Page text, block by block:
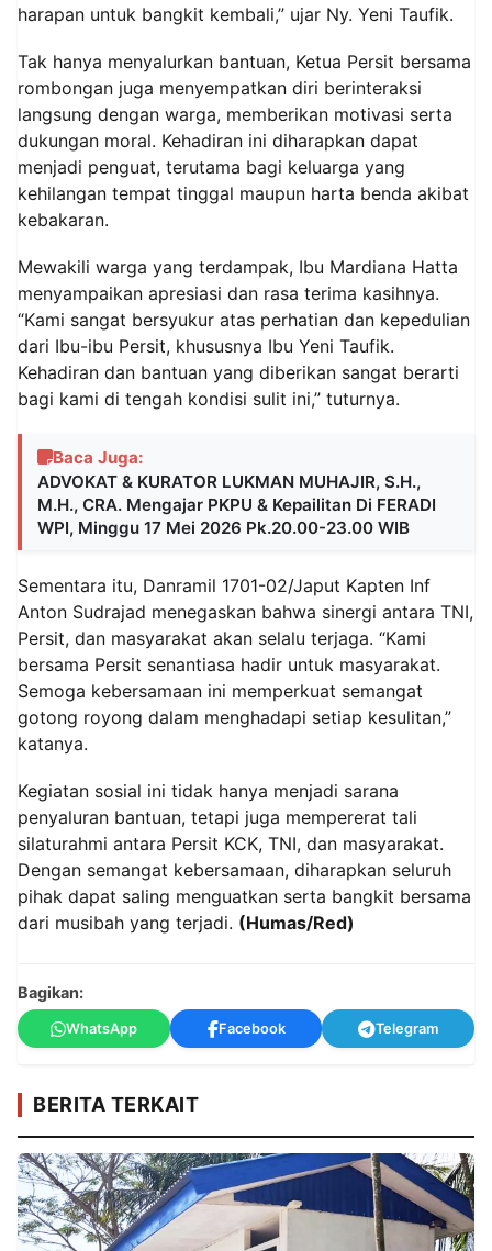
harapan untuk bangkit kembali,” ujar Ny. Yeni Taufik.
Tak hanya menyalurkan bantuan, Ketua Persit bersama
rombongan juga menyempatkan diri berinteraksi
langsung dengan warga, memberikan motivasi serta
dukungan moral. Kehadiran ini diharapkan dapat
menjadi penguat, terutama bagi keluarga yang
kehilangan tempat tinggal maupun harta benda akibat
kebakaran.
Mewakili warga yang terdampak, Ibu Mardiana Hatta
menyampaikan apresiasi dan rasa terima kasihnya.
“Kami sangat bersyukur atas perhatian dan kepedulian
dari Ibu-ibu Persit, khususnya Ibu Yeni Taufik.
Kehadiran dan bantuan yang diberikan sangat berarti
bagi kami di tengah kondisi sulit ini,” tuturnya.
Baca Juga:
ADVOKAT & KURATOR LUKMAN MUHAJIR, S.H.,
M.H., CRA. Mengajar PKPU & Kepailitan Di FERADI
WPI, Minggu 17 Mei 2026 Pk.20.00-23.00 WIB
Sementara itu, Danramil 1701-02/Japut Kapten Inf
Anton Sudrajad menegaskan bahwa sinergi antara TNI,
Persit, dan masyarakat akan selalu terjaga. “Kami
bersama Persit senantiasa hadir untuk masyarakat.
Semoga kebersamaan ini memperkuat semangat
gotong royong dalam menghadapi setiap kesulitan,”
katanya.
Kegiatan sosial ini tidak hanya menjadi sarana
penyaluran bantuan, tetapi juga mempererat tali
silaturahmi antara Persit KCK, TNI, dan masyarakat.
Dengan semangat kebersamaan, diharapkan seluruh
pihak dapat saling menguatkan serta bangkit bersama
dari musibah yang terjadi. (Humas/Red)
Bagikan:
WhatsApp Facebook Telegram
BERITA TERKAIT